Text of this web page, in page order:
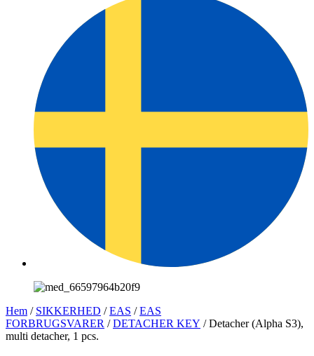
Hem / SIKKERHED /EAS /EAS
FORBRUGSVARER /DETACHER KEY / Detacher (Alpha S3),
multi detacher, 1 pcs.